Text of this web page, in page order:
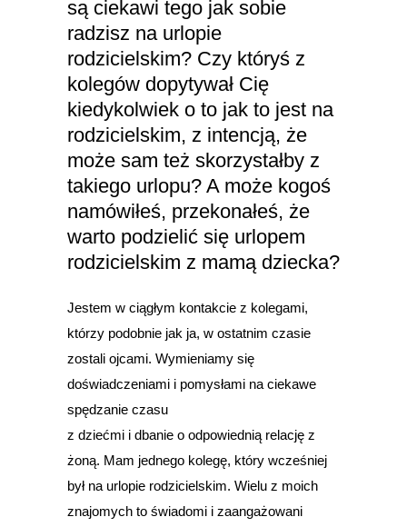
są ciekawi tego jak sobie
radzisz na urlopie
rodzicielskim? Czy któryś z
kolegów dopytywał Cię
kiedykolwiek o to jak to jest na
rodzicielskim, z intencją, że
może sam też skorzystałby z
takiego urlopu? A może kogoś
namówiłeś, przekonałeś, że
warto podzielić się urlopem
rodzicielskim z mamą dziecka?
Jestem w ciągłym kontakcie z kolegami,
którzy podobnie jak ja, w ostatnim czasie
zostali ojcami. Wymieniamy się
doświadczeniami i pomysłami na ciekawe
spędzanie czasu
z dziećmi i dbanie o odpowiednią relację z
żoną. Mam jednego kolegę, który wcześniej
był na urlopie rodzicielskim. Wielu z moich
znajomych to świadomi i zaangażowani